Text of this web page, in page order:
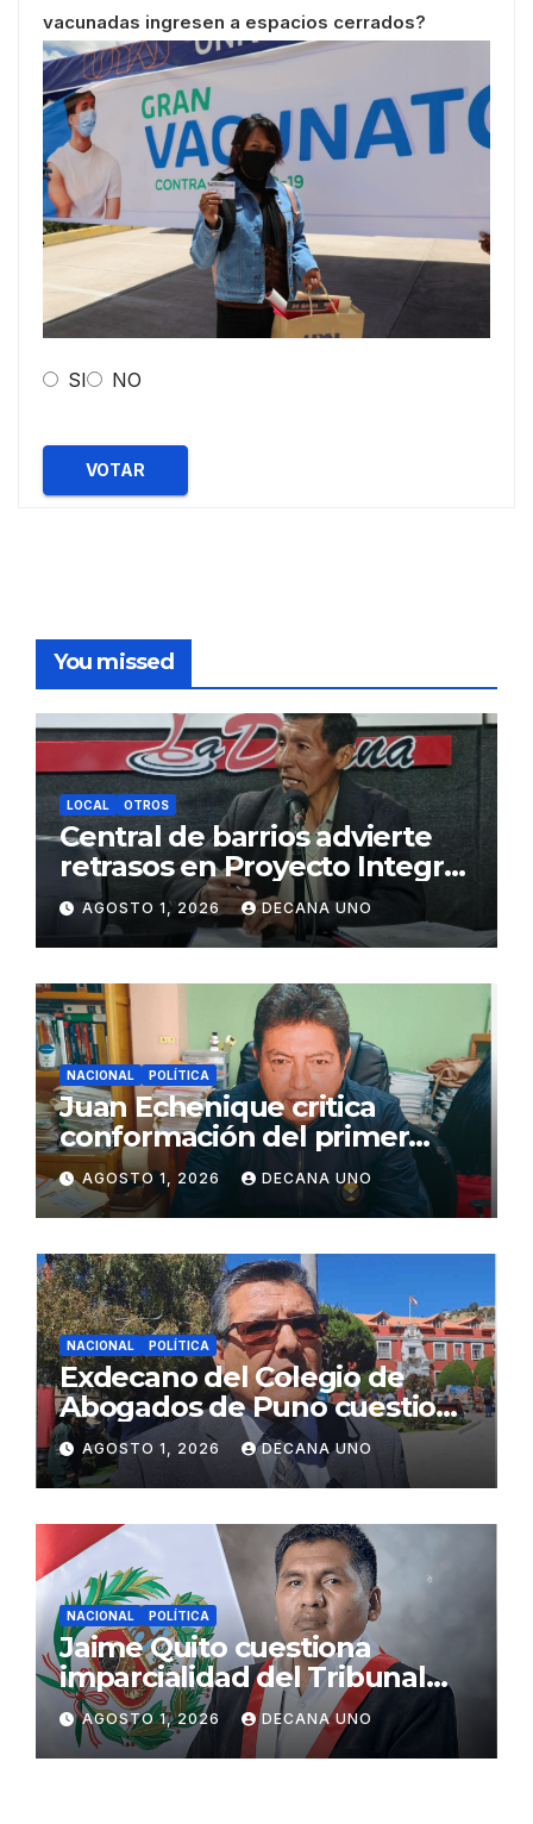
vacunadas ingresen a espacios cerrados?
SI NO
VOTAR
You missed
LOCAL OTROS
Central de barrios advierte
retrasos en Proyecto Integral
de Agua y Alcantarillado para
Juliaca
AGOSTO 1, 2026 DECANA UNO
NACIONAL POLÍTICA
Juan Echenique critica
conformación del primer
gabinete ministerial de Keiko
Fujimori
AGOSTO 1, 2026 DECANA UNO
NACIONAL POLÍTICA
Exdecano del Colegio de
Abogados de Puno cuestiona
propuestas sobre seguridad
ciudadana
AGOSTO 1, 2026 DECANA UNO
NACIONAL POLÍTICA
Jaime Quito cuestiona
imparcialidad del Tribunal
Constitucional tras liberación
de Ollanta Humala
AGOSTO 1, 2026 DECANA UNO